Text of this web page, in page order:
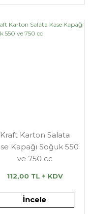
Kraft Karton Salata
Kapağı Soğuk 550
ve 750 cc
112,00 TL + KDV
İncele